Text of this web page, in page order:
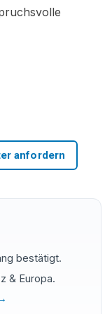
anfordern
bestätigt.
& Europa.